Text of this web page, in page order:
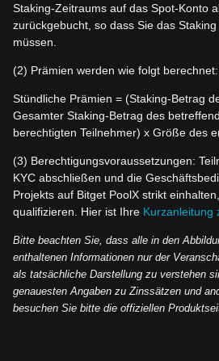
Staking-Zeitraums auf das Spot-Konto
zurückgebucht, so dass Sie das
müssen.
(2) Prämien werden wie folgt berechnet:
Stündliche Prämien = (Staking-Betrag
Gesamter Staking-Betrag des
berechtigten Teilnehmer) x Größe des
(3) Berechtigungsvoraussetzungen:
KYC abschließen und die
Projekts auf Bitget PoolX strikt
qualifizieren. Hier ist Ihre Kurzanleitung
Bitte beachten Sie, dass alle in den
enthaltenen Informationen nur der
als tatsächliche Darstellung zu verstehen
genauesten Angaben zu Zinssätzen und
besuchen Sie bitte die offiziellen